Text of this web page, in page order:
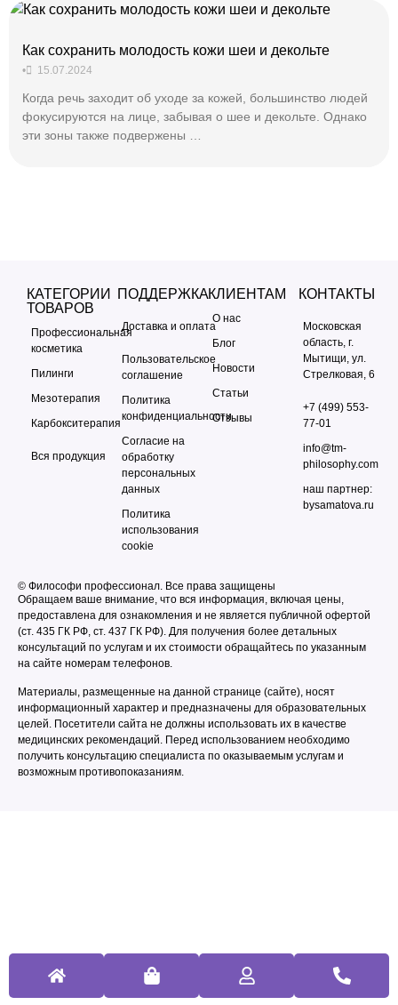
Как сохранить молодость кожи шеи и декольте
• 15.07.2024
Когда речь заходит об уходе за кожей, большинство людей
фокусируются на лице, забывая о шее и декольте. Однако
эти зоны также подвержены …
КАТЕГОРИИ
ТОВАРОВ
Профессиональная
косметика
Пилинги
Мезотерапия
Карбокситерапия
Вся продукция
ПОДДЕРЖКА
Доставка и оплата
Пользовательское
соглашение
Политика
конфиденциальности
Согласие на
обработку
персональных
данных
Политика
использования
cookie
КЛИЕНТАМ
О нас
Блог
Новости
Статьи
Отзывы
КОНТАКТЫ
Московская
область, г.
Мытищи, ул.
Стрелковая, 6
+7 (499) 553-
77-01
info@tm-
philosophy.com
наш партнер:
bysamatova.ru
© Философи профессионал. Все права защищены
Обращаем ваше внимание, что вся информация, включая цены,
предоставлена для ознакомления и не является публичной офертой
(ст. 435 ГК РФ, cт. 437 ГК РФ). Для получения более детальных
консультаций по услугам и их стоимости обращайтесь по указанным
на сайте номерам телефонов.
Материалы, размещенные на данной странице (сайте), носят
информационный характер и предназначены для образовательных
целей. Посетители сайта не должны использовать их в качестве
медицинских рекомендаций. Перед использованием необходимо
получить консультацию специалиста по оказываемым услугам и
возможным противопоказаниям.